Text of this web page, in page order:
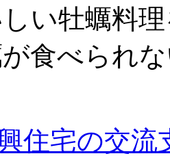
蠣料理
食べられ
住宅の交流